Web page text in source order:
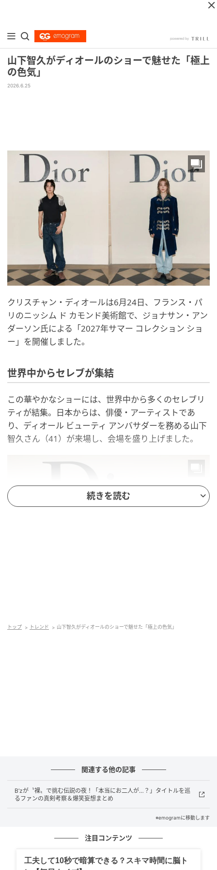
山下智久がディオールのショーで魅せた「極上
の色気」
2026.6.25
クリスチャン・ディオールは6月24日、フランス・パ
リのニッシム ド カモンド美術館で、ジョナサン・アン
ダーソン氏による「2027年サマー コレクション ショ
ー」を開催しました。
世界中からセレブが集結
この華やかなショーには、世界中から多くのセレブリ
ティが結集。日本からは、俳優・アーティストであ
り、ディオール ビューティ アンバサダーを務める山下
智久さん（41）が来場し、会場を盛り上げました。
ンのミック・ジャガーさん（82）ら、そうそうたる顔
ぶれが最新コレクションの発表を見守りました。
続きを読む
トップ トレンド 山下智久がディオールのショーで魅せた「極上の色気」
関連する他の記事
B’zが〝裸〟で挑む伝説の夜！「本当にお二人が…？」タイトルを巡
るファンの真剣考察＆爆笑妄想まとめ
※emogramに移動します
注目コンテンツ
工夫して10秒で暗算できる？スキマ時間に脳ト